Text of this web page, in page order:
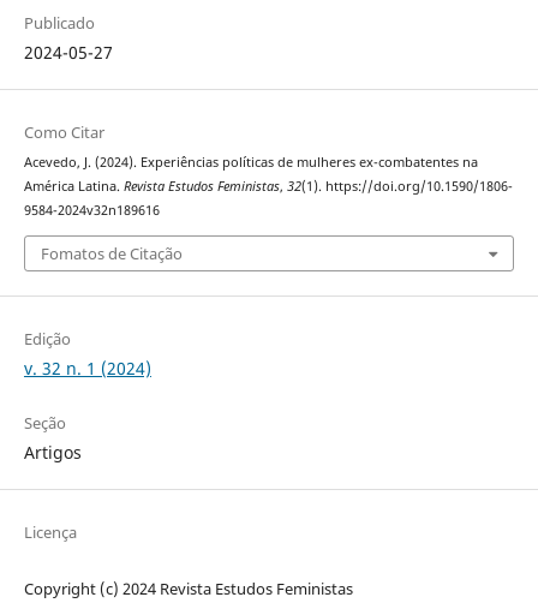
Publicado
2024-05-27
Como Citar
Acevedo, J. (2024). Experiências políticas de mulheres ex-combatentes na
América Latina. Revista Estudos Feministas, 32(1). https://doi.org/10.1590/1806-
9584-2024v32n189616
Fomatos de Citação
Edição
v. 32 n. 1 (2024)
Seção
Artigos
Licença
Copyright (c) 2024 Revista Estudos Feministas